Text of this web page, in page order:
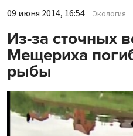
09 июня 2014, 16:54 Экология
Из-за сточных
Мещериха
рыбы